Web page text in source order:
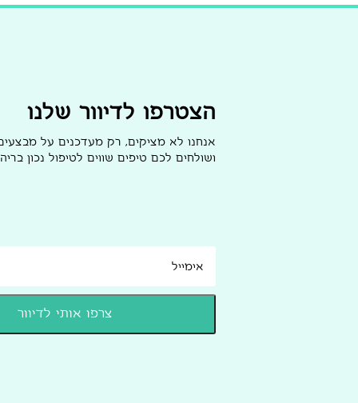
הצטרפו לדיוור שלנו
אנחנו לא מציקים, רק מעדכנים על
ושולחים לכם טיפים שווים לטיפול נכון